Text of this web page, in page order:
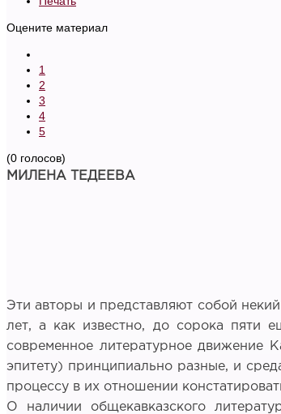
Оцените материал
1
2
3
4
5
(0 голосов)
МИЛЕНА ТЕДЕЕВА
Эти авторы и представляют собой
лет, а как известно, до сорока пяти
современное литературное движение
эпитету) принципиально разные, и
процессу в их отношении
О наличии общекавказского